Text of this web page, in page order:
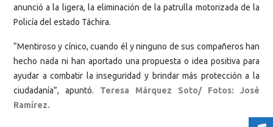
anunció a la ligera, la eliminación de la patrulla motorizada de la
Policía del estado Táchira.
“Mentiroso y cínico, cuando él y ninguno de sus compañeros han
hecho nada ni han aportado una propuesta o idea positiva para
ayudar a combatir la inseguridad y brindar más protección a la
ciudadanía”, apuntó. Teresa Márquez Soto/ Fotos: José
Ramírez.